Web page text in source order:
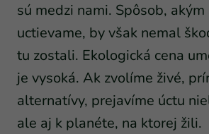
sú medzi nami. Spôsob, akým
uctievame, by však nemal
tu zostali. Ekologická cena
je vysoká. Ak zvolíme živé,
alternatívy, prejavíme úctu
ale aj k planéte, na ktorej žili.